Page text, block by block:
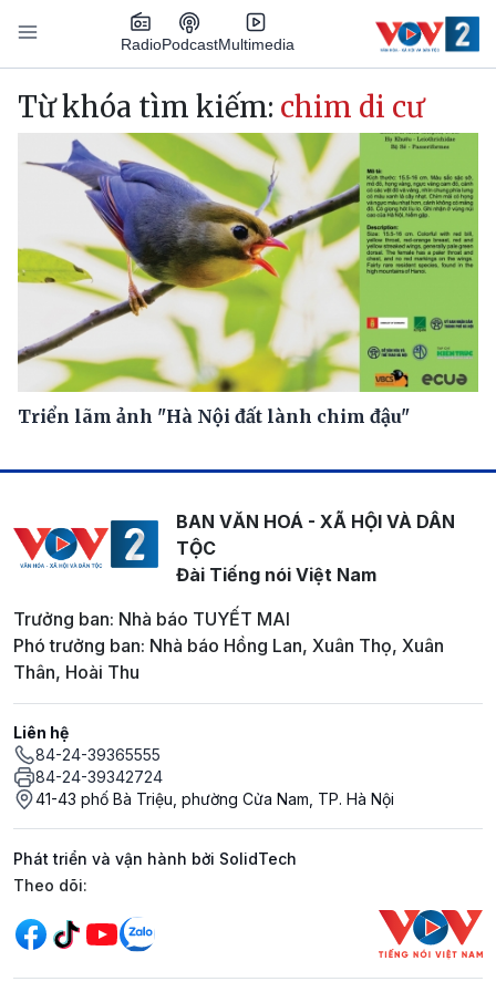
Nhảy đến nội dung
RadioPodcastMultimedia
Main navigation
Từ khóa tìm kiếm: chim di cư
Triển lãm ảnh "Hà Nội đất lành chim đậu"
BAN VĂN HOÁ - XÃ HỘI VÀ DÂN
TỘC
Đài Tiếng nói Việt Nam
Trưởng ban: Nhà báo TUYẾT MAI
Phó trưởng ban: Nhà báo Hồng Lan, Xuân Thọ, Xuân
Thân, Hoài Thu
Liên hệ
84-24-39365555
84-24-39342724
41-43 phố Bà Triệu, phường Cửa Nam, TP. Hà Nội
Phát triển và vận hành bởi SolidTech
Mạng xã hội
Theo dõi: